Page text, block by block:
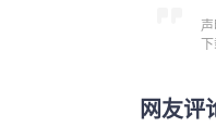
网友评